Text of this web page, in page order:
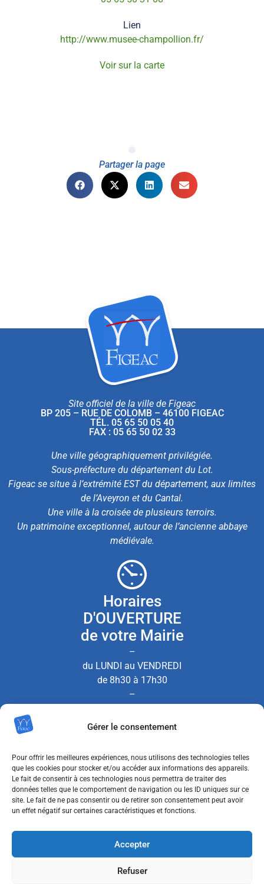
Gérer le consentement
Pour offrir les meilleures expériences, nous utilisons des technologies telles
que les cookies pour stocker et/ou accéder aux informations des appareils.
Le fait de consentir à ces technologies nous permettra de traiter des
données telles que le comportement de navigation ou les ID uniques sur ce
site. Le fait de ne pas consentir ou de retirer son consentement peut avoir
un effet négatif sur certaines caractéristiques et fonctions.
Accepter
Refuser
Lien
http://www.musee-champollion.fr/
Voir sur la carte
Partager la page
Site officiel de la ville de Figeac
BP 205 – RUE DE COLOMB – 46100 FIGEAC
TÉL. 05 65 50 05 40
FAX : 05 65 50 02 33
Une ville géographiquement privilégiée.
Sous-préfecture du département du Lot.
Figeac se situe à l’extrémité EST du département, aux limites
de l’Aveyron et du Cantal.
Une ville à la croisée de plusieurs terroirs.
Un patrimoine exceptionnel, autour de l’ancienne abbaye
médiévale.
Horaires
D'OUVERTURE
de votre Mairie
–
du LUNDI au VENDREDI
de 8h30 à 17h30
–
Nous contacter
MENTIONS LÉGALES
POLITIQUE DE CONFIDENTIALITÉ